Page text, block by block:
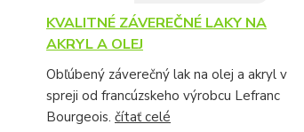
KVALITNÉ ZÁVEREČNÉ LAKY NA
AKRYL A OLEJ
Obľúbený záverečný lak na olej a akryl v
spreji od francúzskeho výrobcu Lefranc
Bourgeois. čítať celé